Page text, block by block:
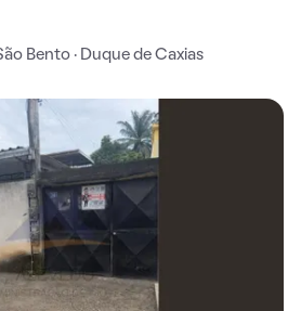
Bento · Duque de Caxias